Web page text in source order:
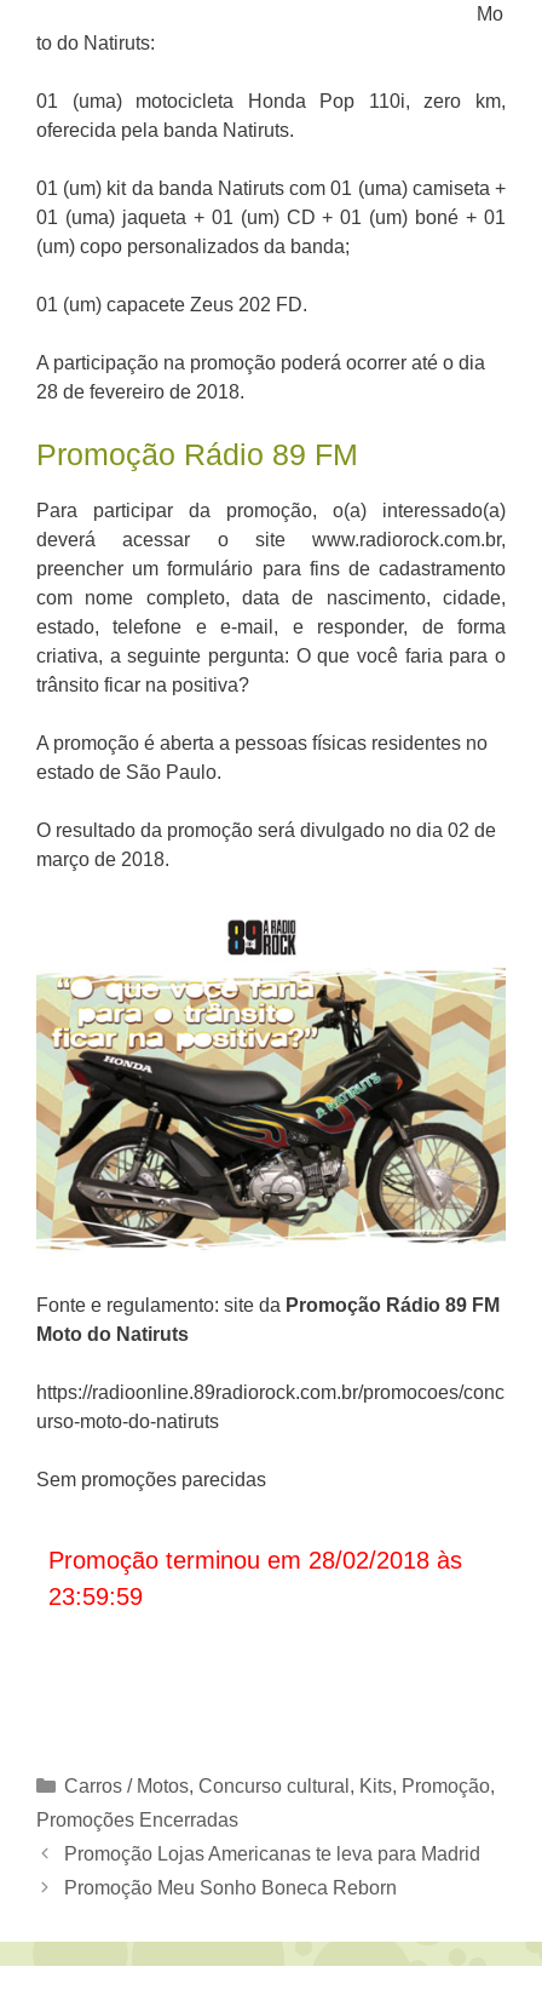
Mo
to do Natiruts:
01 (uma) motocicleta Honda Pop 110i, zero km,
oferecida pela banda Natiruts.
01 (um) kit da banda Natiruts com 01 (uma) camiseta +
01 (uma) jaqueta + 01 (um) CD + 01 (um) boné + 01
(um) copo personalizados da banda;
01 (um) capacete Zeus 202 FD.
A participação na promoção poderá ocorrer até o dia
28 de fevereiro de 2018.
Promoção Rádio 89 FM
Para participar da promoção, o(a) interessado(a)
deverá acessar o site www.radiorock.com.br,
preencher um formulário para fins de cadastramento
com nome completo, data de nascimento, cidade,
estado, telefone e e-mail, e responder, de forma
criativa, a seguinte pergunta: O que você faria para o
trânsito ficar na positiva?
A promoção é aberta a pessoas físicas residentes no
estado de São Paulo.
O resultado da promoção será divulgado no dia 02 de
março de 2018.
Fonte e regulamento: site da Promoção Rádio 89 FM
Moto do Natiruts
https://radioonline.89radiorock.com.br/promocoes/conc
urso-moto-do-natiruts
Sem promoções parecidas
Promoção terminou em 28/02/2018 às
23:59:59
Categorias
Carros / Motos, Concurso cultural , Kits, Promoção,
Promoções Encerradas
Promoção Lojas Americanas te leva para Madrid
Promoção Meu Sonho Boneca Reborn